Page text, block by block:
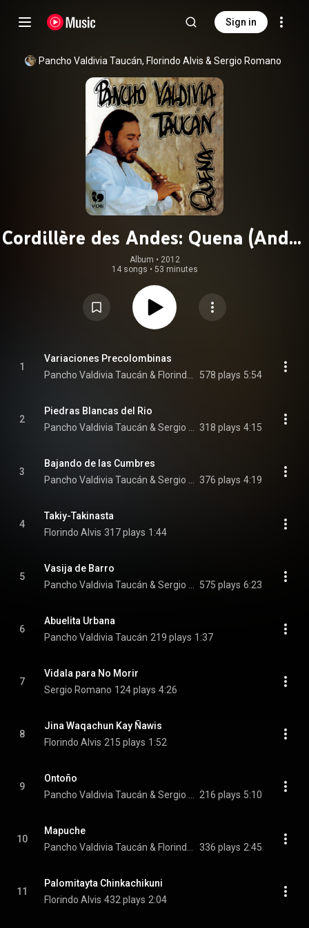
Sign in
Pancho Valdivia Taucán, Florindo Alvis & Sergio Romano
Cordillère des Andes: Quena (Andes
Cordillera: Quena)
Album • 2012
14 songs • 53 minutes
1
Variaciones Precolombinas
578 plays 5:54
2
Piedras Blancas del Rio
318 plays 4:15
3
Bajando de las Cumbres
376 plays 4:19
4
Takiy-Takinasta
Florindo Alvis 317 plays 1:44
5
Vasija de Barro
575 plays 6:23
6
Abuelita Urbana
Pancho Valdivia Taucán 219 plays 1:37
7
Vidala para No Morir
Sergio Romano 124 plays 4:26
8
Jina Waqachun Kay Ñawis
Florindo Alvis 215 plays 1:52
9
Ontoño
216 plays 5:10
10
Mapuche
336 plays 2:45
11
Palomitayta Chinkachikuni
Florindo Alvis 432 plays 2:04